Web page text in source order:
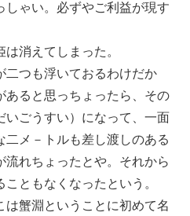
しゃい。必ずやご利益が現す
消えてしまった。
つも浮いておるわけだか
あると思っちょったら、その
いごうすい）になって、一面
二メ－トルも差し渡しのある
流れちょったとや。それから
ともなくなったという。
蟹淵ということに初めて名